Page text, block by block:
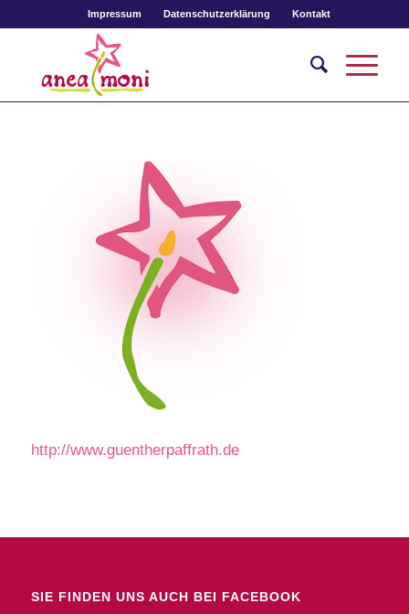
Impressum Datenschutzerklärung Kontakt
http://www.guentherpaffrath.de
SIE FINDEN UNS AUCH BEI FACEBOOK